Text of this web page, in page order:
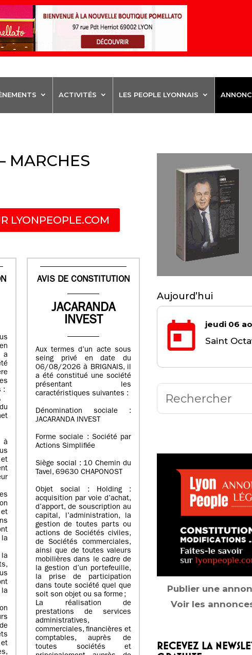
ACTIVITÉS LES PEOPLE LYONNAIS
MARCHES
LYONPEOPLE.COM
a
:
à
AVIS DE CONSTITUTION
JACARANDA
INVEST
Aux termes d’un acte sous
seing privé en date du
06/08/2026 à BRIGNAIS, il
a été constitué une société
présentant les
caractéristiques suivantes :
Dénomination sociale :
JACARANDA INVEST
Forme sociale : Société par
Actions Simplifiée
Siège social : 10 Chemin du
Tavel, 69630 CHAPONOST
Objet social : Holding :
acquisition par voie d’achat,
d’apport, de souscription au
capital, l’administration, la
gestion de toutes parts ou
actions de Sociétés civiles,
de Sociétés commerciales,
ainsi que de toutes valeurs
mobilières dans le cadre de
la gestion d’un portefeuille,
la prise de participation
dans toute société quel que
soit son objet ou sa forme ;
La réalisation de
prestations de services
administratives,
commerciales, financières et
comptables, auprès de
toutes sociétés et
Aujourd’hui
jeudi 06
Saint
Publier une
Voir les
RECEVEZ LA